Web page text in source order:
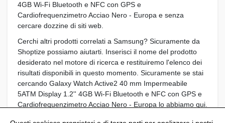
4GB Wi-Fi Bluetooth e NFC con GPS e
Cardiofrequenzimetro Acciao Nero - Europa e senza
cercare dozzine di siti web.
Cerchi altri prodotti correlati a Samsung? Sicuramente da
Shoptize possiamo aiutarti. Inserisci il nome del prodotto
desiderato nel motore di ricerca e restituiremo l'elenco dei
risultati disponibili in questo momento. Sicuramente se stai
cercando Galaxy Watch Active2 40 mm Impermeabile
5ATM Display 1.2'' 4GB Wi-Fi Bluetooth e NFC con GPS e
Cardiofrequenzimetro Acciao Nero - Europa lo abbiamo qui.